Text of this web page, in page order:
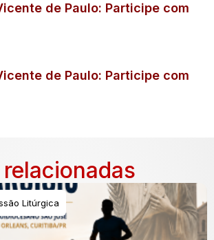
de Paulo: Participe com
de Paulo: Participe com
Litúrgica